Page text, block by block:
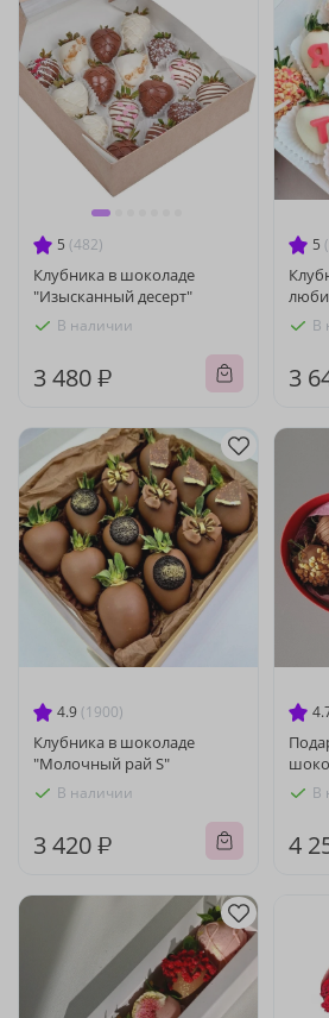
5 (482)
Клубника в шоколаде
"Изысканный десерт"
В наличии
3 480 ₽
5
В
3
4.9 (1900)
Клубника в шоколаде
"Молочный рай S"
В наличии
3 420 ₽
В
4